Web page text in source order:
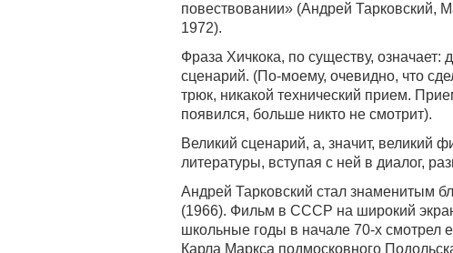
повествовании» (Андрей Тарковский,
1972).
Фраза Хичкока, по существу,
сценарий. (По-моему, очевидно, что
трюк, никакой технический прием.
появился, больше никто не смотрит).
Великий сценарий, а, значит, великий
литературы, вступая с ней в диалог,
Андрей Тарковский стал знаменитым
(1966). Фильм в СССР на широкий
школьные годы в начале 70-х смотрел
Карла Маркса подмосковного